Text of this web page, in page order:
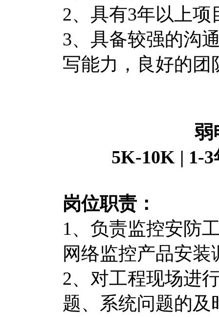
2、具有3年以上项
3、具备较强的沟
写能力，良好的团
弱
5K-10K | 1-
岗位职责：
1、负责监控安防
网络监控产品安装
2、对工程现场进
题、系统问题的及